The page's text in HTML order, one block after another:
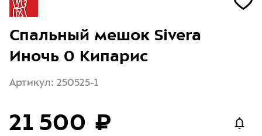
Cпальный мешок Sivera
Иночь 0 Кипарис
Артикул: 250525-1
21 500 ₽